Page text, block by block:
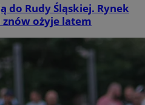
do Rudy Śląskiej. Rynek
ożyje latem